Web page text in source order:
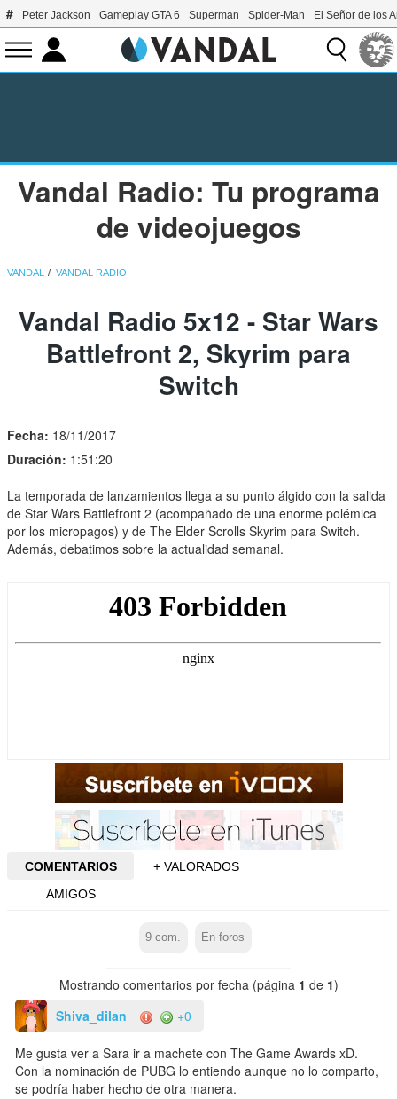
Peter Jackson Gameplay GTA 6 Superman Spider-Man El Señor de los
Vandal Radio: Tu programa
de videojuegos
VANDAL VANDAL RADIO
Vandal Radio 5x12 - Star Wars
Battlefront 2, Skyrim para
Switch
Fecha: 18/11/2017
Duración: 1:51:20
La temporada de lanzamientos llega a su punto álgido con la salida
de Star Wars Battlefront 2 (acompañado de una enorme polémica
por los micropagos) y de The Elder Scrolls Skyrim para Switch.
Además, debatimos sobre la actualidad semanal.
COMENTARIOS
+ VALORADOS
AMIGOS
9 com. En foros
Mostrando comentarios por fecha (página 1 de 1)
Shiva_dilan
+0
Me gusta ver a Sara ir a machete con The Game Awards xD.
Con la nominación de PUBG lo entiendo aunque no lo comparto,
se podría haber hecho de otra manera.